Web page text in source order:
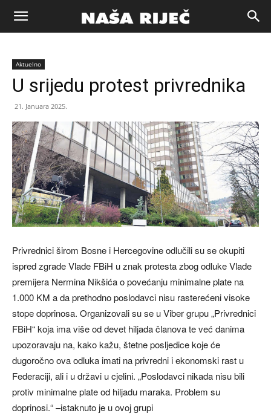
Naša
riječ
Zenica
Aktuelno
U srijedu protest privrednika
21. Januara 2025.
Privrednici širom Bosne i Hercegovine odlučili su se okupiti
ispred zgrade Vlade FBiH u znak protesta zbog odluke Vlade
premijera Nermina Nikšića o povećanju minimalne plate na
1.000 KM a da prethodno poslodavci nisu rasterećeni visoke
stope doprinosa. Organizovali su se u Viber grupu „Privrednici
FBiH“ koja ima više od devet hiljada članova te već danima
upozoravaju na, kako kažu, štetne posljedice koje će
dugoročno ova odluka imati na privredni i ekonomski rast u
Federaciji, ali i u državi u cjelini. „Poslodavci nikada nisu bili
protiv minimalne plate od hiljadu maraka. Problem su
doprinosi.“ –istaknuto je u ovoj grupi